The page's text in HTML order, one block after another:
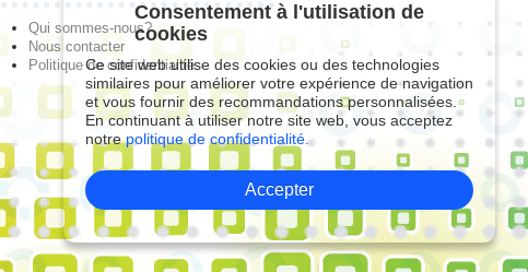
Qui sommes-nous?
Nous contacter
Politique de confidentialité
Consentement à l'utilisation de
cookies
Ce site web utilise des cookies ou des technologies
similaires pour améliorer votre expérience de navigation
et vous fournir des recommandations personnalisées.
En continuant à utiliser notre site web, vous acceptez
notrepolitique de confidentialité.
Accepter